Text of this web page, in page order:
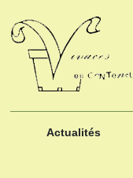
Actualités
Le 04 et 05 octobre 2022
Portes ouvertes de la
pépinière : Visite des
cultures, découverte des
nouveautés. Le rendez-vous
des passionnés Le mardi 04